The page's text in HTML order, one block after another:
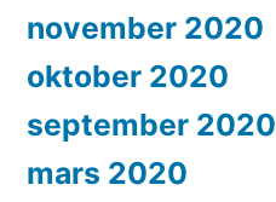
november 2020
oktober 2020
september 2020
mars 2020